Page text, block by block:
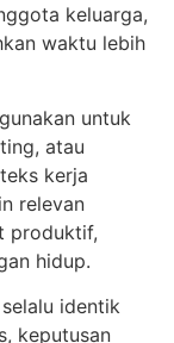
keluarga,
waktu lebih
untuk
atau
kerja
relevan
produktif,
hidup.
identik
keputusan